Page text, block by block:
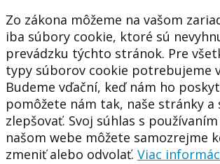
Zo zákona môžeme na vašom
iba súbory cookie, ktoré sú
prevádzku týchto stránok. Pre
typy súborov cookie potrebujeme
Budeme vďační, keď nám ho
pomôžete nám tak, naše stránky a
zlepšovať. Svoj súhlas s
našom webe môžete samozrejme
zmeniť alebo odvolať. Viac